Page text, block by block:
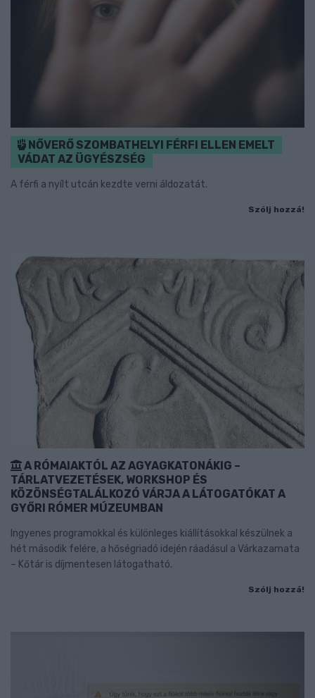
NŐVERŐ SZOMBATHELYI FÉRFI ELLEN EMELT
VÁDAT AZ ÜGYÉSZSÉG
A férfi a nyílt utcán kezdte verni áldozatát.
Szólj hozzá!
A RÓMAIAKTÓL AZ AGYAGKATONÁKIG –
TÁRLATVEZETÉSEK, WORKSHOP ÉS
KÖZÖNSÉGTALÁLKOZÓ VÁRJA A LÁTOGATÓKAT A
GYŐRI RÓMER MÚZEUMBAN
Ingyenes programokkal és különleges kiállításokkal készülnek a
hét második felére, a hőségriadó idején ráadásul a Várkazamata
– Kőtár is díjmentesen látogatható.
Szólj hozzá!